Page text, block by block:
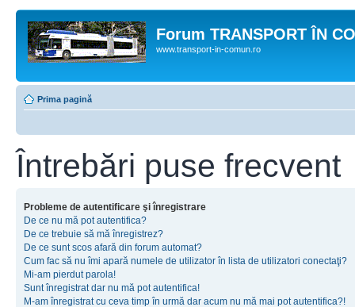
Forum TRANSPORT ÎN
www.transport-in-comun.ro
Prima pagină
Întrebări puse frecvent
Probleme de autentificare şi înregistrare
De ce nu mă pot autentifica?
De ce trebuie să mă înregistrez?
De ce sunt scos afară din forum automat?
Cum fac să nu îmi apară numele de utilizator în lista de utilizatori conectaţi?
Mi-am pierdut parola!
Sunt înregistrat dar nu mă pot autentifica!
M-am înregistrat cu ceva timp în urmă dar acum nu mă mai pot autentifica?!